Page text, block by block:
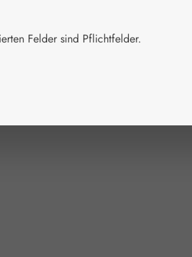
Felder sind Pflichtfelder.